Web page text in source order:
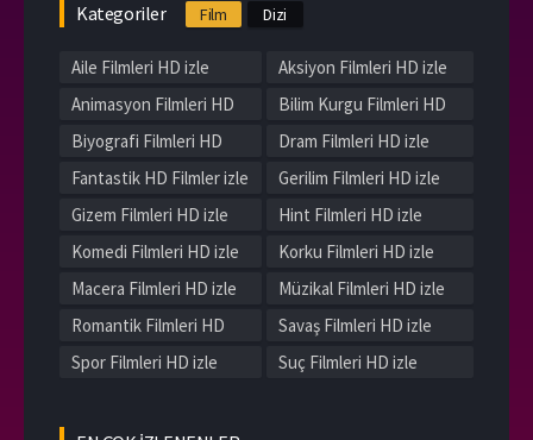
Kategoriler Film Dizi
Aile Filmleri HD izle
Aksiyon Filmleri HD izle
Animasyon Filmleri HD
izle
Bilim Kurgu Filmleri HD
izle
Biyografi Filmleri HD
izle
Dram Filmleri HD izle
Fantastik HD Filmler izle
Gerilim Filmleri HD izle
Gizem Filmleri HD izle
Hint Filmleri HD izle
Komedi Filmleri HD izle
Korku Filmleri HD izle
Macera Filmleri HD izle
Müzikal Filmleri HD izle
Romantik Filmleri HD
izle
Savaş Filmleri HD izle
Spor Filmleri HD izle
Suç Filmleri HD izle